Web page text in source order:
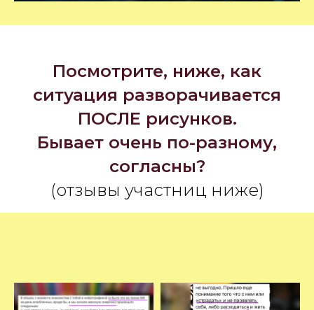
Посмотрите, ниже, как
ситуация разворачивается
ПОСЛЕ рисунков.
Бывает очень по-разному,
согласны?
(отзывы участниц ниже)